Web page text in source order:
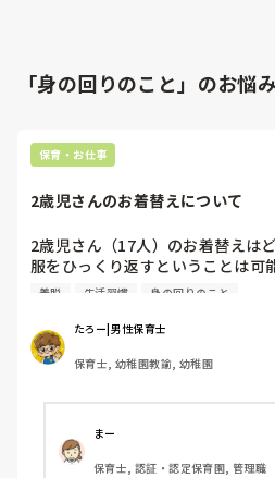
「身の回りのこと」のお悩
保育・お仕事
2歳児さんのお着替えについて
2歳児さん（17人）のお着替えは
服をひっくり返すということは可
一斉にお着替えをしてもいいので
しいです
着脱 生活習慣 身の回りのこと
たろー|男性保育士
保育士, 幼稚園教諭, 幼稚園
まー
保育士, 認証・認定保育園, 管理職